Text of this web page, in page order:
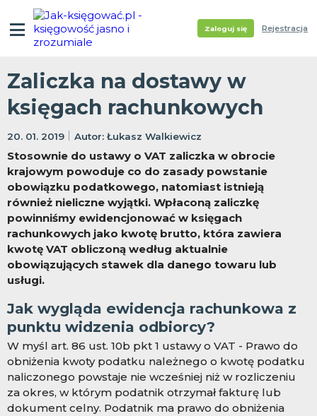
Zaloguj się Rejestracja
Zaliczka na dostawy w
księgach rachunkowych
20. 01. 2019 Łukasz Walkiewicz
Stosownie do ustawy o VAT zaliczka w obrocie
krajowym powoduje co do zasady powstanie
obowiązku podatkowego, natomiast istnieją
również nieliczne wyjątki. Wpłaconą zaliczkę
powinniśmy ewidencjonować w księgach
rachunkowych jako kwotę brutto, która zawiera
kwotę VAT obliczoną według aktualnie
obowiązujących stawek dla danego towaru lub
usługi.
Jak wygląda ewidencja rachunkowa z
punktu widzenia odbiorcy?
W myśl art. 86 ust. 10b pkt 1 ustawy o VAT - Prawo do
obniżenia kwoty podatku należnego o kwotę podatku
naliczonego powstaje nie wcześniej niż w rozliczeniu
za okres, w którym podatnik otrzymał fakturę lub
dokument celny. Podatnik ma prawo do obniżenia